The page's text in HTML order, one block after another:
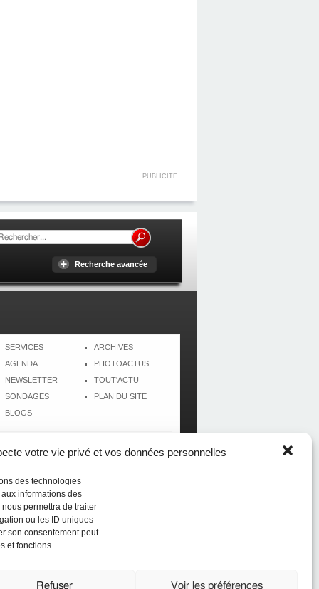
votre vie privé et vos données personnelles
des technologies
informations des
permettra de traiter
ou les ID uniques
son consentement peut
et fonctions.
Refuser Voir les préférences
PUBLICITE
Recherche avancée
SERVICES
AGENDA
NEWSLETTER
SONDAGES
BLOGS
ARCHIVES
PHOTOACTUS
TOUT'ACTU
PLAN DU SITE